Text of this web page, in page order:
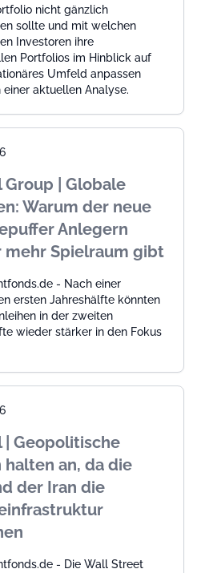
nicht gänzlich
sollte und mit welchen
Investoren ihre
Portfolios im Hinblick auf
Umfeld anpassen
einer aktuellen Analyse.
Group | Globale
Warum der neue
Anlegern
mehr Spielraum gibt
- Nach einer
ersten Jahreshälfte könnten
in der zweiten
wieder stärker in den Fokus
| Geopolitische
halten an, da die
der Iran die
- Die Wall Street